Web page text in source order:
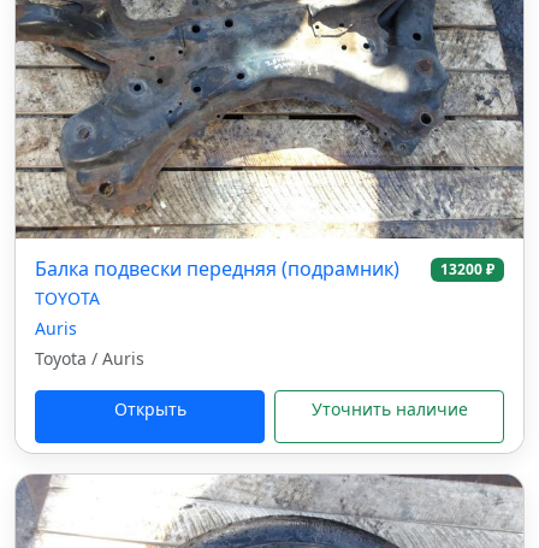
Балка подвески передняя (подрамник) 13200 ₽
TOYOTA
Auris
Toyota / Auris
Открыть Уточнить наличие